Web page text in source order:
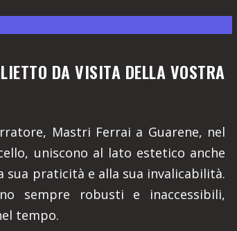
DA VISITA DELLA VOSTRA
Mastri Ferrai a Guarene, nel
uniscono al lato estetico anche
sua praticità e alla sua invalicabilità.
sempre robusti e inaccessibili,
tempo.